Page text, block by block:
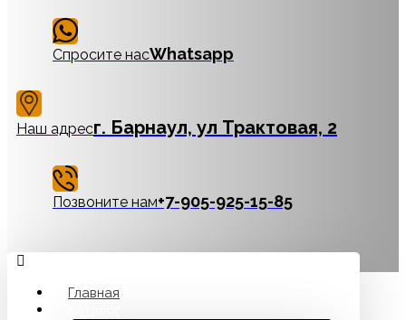
Спросите насWhatsapp
Наш адресг. Барнаул, ул Трактовая, 2
Позвоните нам‪+7-905-925-15-85
Главная